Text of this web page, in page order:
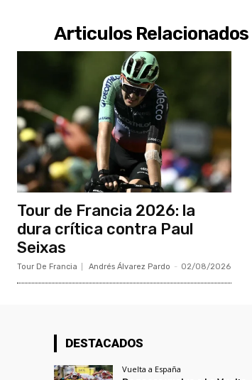
Articulos Relacionados
Tour de Francia 2026: la
dura crítica contra Paul
Seixas
Tour De Francia Andrés Álvarez Pardo - 02/08/2026
DESTACADOS
Vuelta a España